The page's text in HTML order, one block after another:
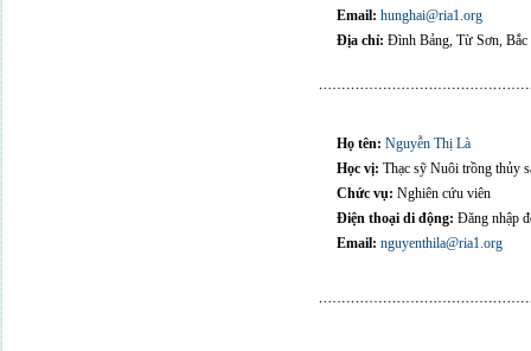
Email: hunghai@ria1.org
Địa chỉ: Đình Bảng, Từ Sơn,
Họ tên: Nguyễn Thị Là
Học vị: Thạc sỹ Nuôi trồng thủy
Chức vụ: Nghiên cứu viên
Điện thoại di động: Đăng nhập
Email: nguyenthila@ria1.org